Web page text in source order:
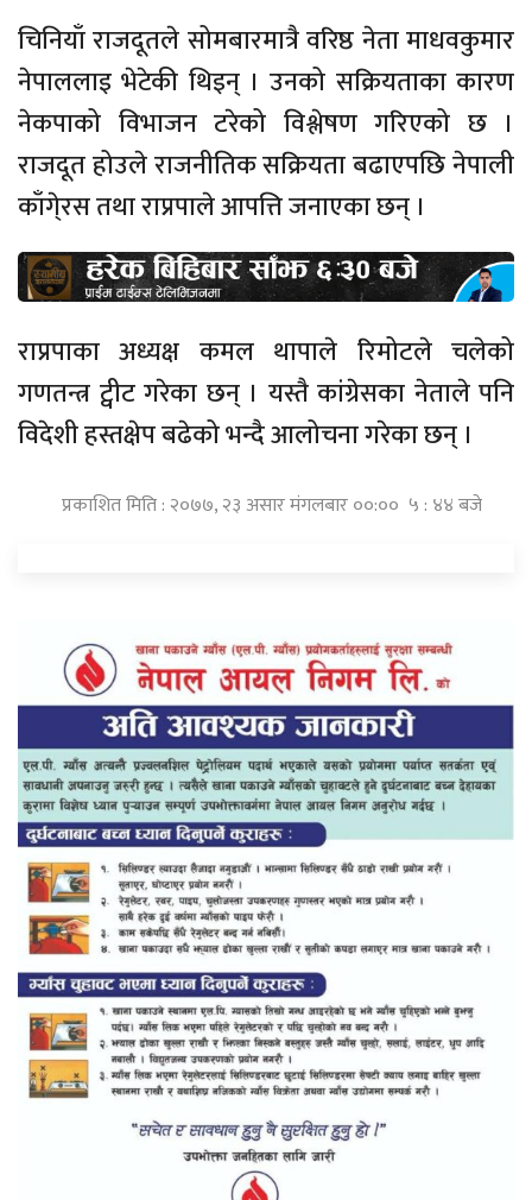
चिनियाँ राजदूतले सोमबारमात्रै वरिष्ठ नेता माधवकुमार
नेपाललाइ भेटेकी थिइन् । उनको सक्रियताका कारण
नेकपाको विभाजन टरेको विश्लेषण गरिएको छ ।
राजदूत होउले राजनीतिक सक्रियता बढाएपछि नेपाली
काँगे्रस तथा राप्रपाले आपत्ति जनाएका छन् ।
राप्रपाका अध्यक्ष कमल थापाले रिमोटले चलेको
गणतन्त्र ट्वीट गरेका छन् । यस्तै कांग्रेसका नेताले पनि
विदेशी हस्तक्षेप बढेको भन्दै आलोचना गरेका छन् ।
प्रकाशित मिति : २०७७, २३ असार मंगलबार ००:०० ५ : ४४ बजे